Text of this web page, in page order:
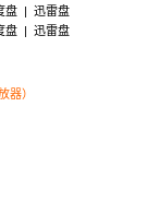
盘 | 迅雷盘
盘 | 迅雷盘
器）